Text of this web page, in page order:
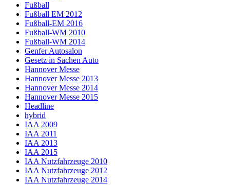
Fußball
Fußball EM 2012
Fußball-EM 2016
Fußball-WM 2010
Fußball-WM 2014
Genfer Autosalon
Gesetz in Sachen Auto
Hannover Messe
Hannover Messe 2013
Hannover Messe 2014
Hannover Messe 2015
Headline
hybrid
IAA 2009
IAA 2011
IAA 2013
IAA 2015
IAA Nutzfahrzeuge 2010
IAA Nutzfahrzeuge 2012
IAA Nutzfahrzeuge 2014